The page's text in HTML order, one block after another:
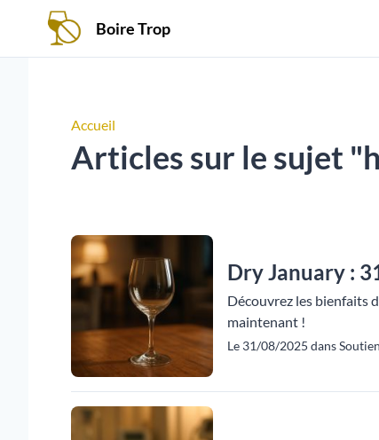
Boire Trop
Accueil
Articles sur le sujet
Dry January :
Découvrez les bienfaits
maintenant !
Le 31/08/2025 dans